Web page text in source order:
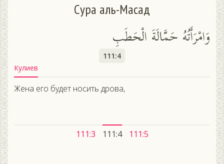
Сура аль-Масад
وَامْرَأَتُهُ حَمَّالَةَ الْحَطَبِ
111:4
Кулиев
Жена его будет носить дрова,
111:3 111:4 111:5